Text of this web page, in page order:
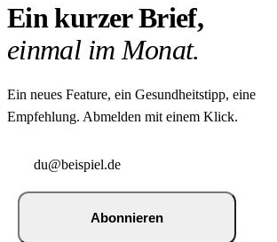
Ein kurzer Brief,
einmal im Monat.
Ein neues Feature, ein Gesundheitstipp, eine
Empfehlung. Abmelden mit einem Klick.
Abonnieren